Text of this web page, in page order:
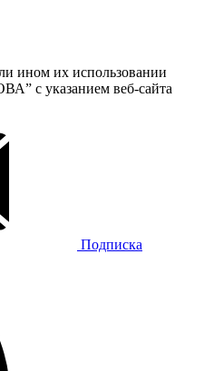
ином их использовании
с указанием веб-сайта
Подписка